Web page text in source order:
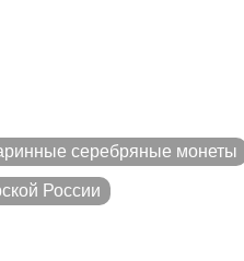
серебряные монеты
России